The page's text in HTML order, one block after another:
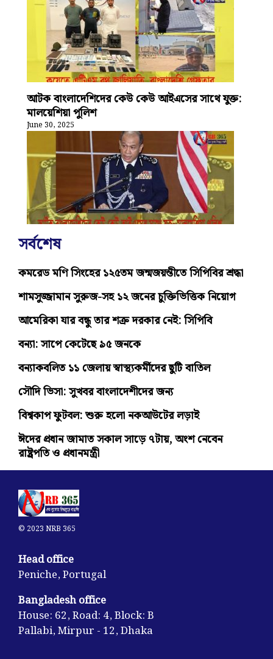
আটক বাংলাদেশিদের কেউ কেউ আইএসের সাথে যুক্ত:
মালয়েশিয়া পুলিশ
June 30, 2025
সর্বশেষ
কমরেড মণি সিংহের ১২৫তম জন্মজয়ন্তীতে সিপিবির শ্রদ্ধা
শামসুজ্জামান সুরুজ-সহ ১২ জনের চুক্তিভিত্তিক নিয়োগ
আমেরিকা যার বন্ধু তার শত্রু দরকার নেই: সিপিবি
বন্যা: সাপে কেটেছে ৯৫ জনকে
বন্যাকবলিত ১১ জেলায় স্বাস্থ্যকর্মীদের ছুটি বাতিল
সৌদি ভিসা: সুখবর বাংলাদেশীদের জন্য
বিশ্বকাপ ফুটবল: শুরু হলো নকআউটের লড়াই
ঈদের প্রধান জামাত সকাল সাড়ে ৭টায়, অংশ নেবেন
রাষ্ট্রপতি ও প্রধানমন্ত্রী
© 2023 NRB 365
Head office
Peniche, Portugal
Bangladesh office
House: 62, Road: 4, Block: B
Pallabi, Mirpur - 12, Dhaka